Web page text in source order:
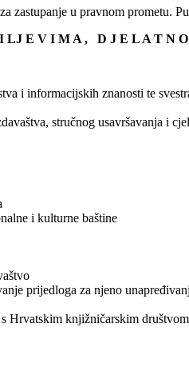
u pravnom prometu.
LJ E V I M A , D J E L A T N
i informacijskih znanosti te
stručnog usavršavanja i
i kulturne baštine
prijedloga za njeno
Hrvatskim knjižničarskim